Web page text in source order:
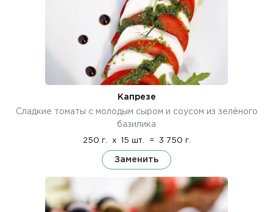
Капрезе
Сладкие томаты с молодым сыром и соусом из зелёного
базилика
250 г. x 15 шт. = 3 750 г.
Заменить